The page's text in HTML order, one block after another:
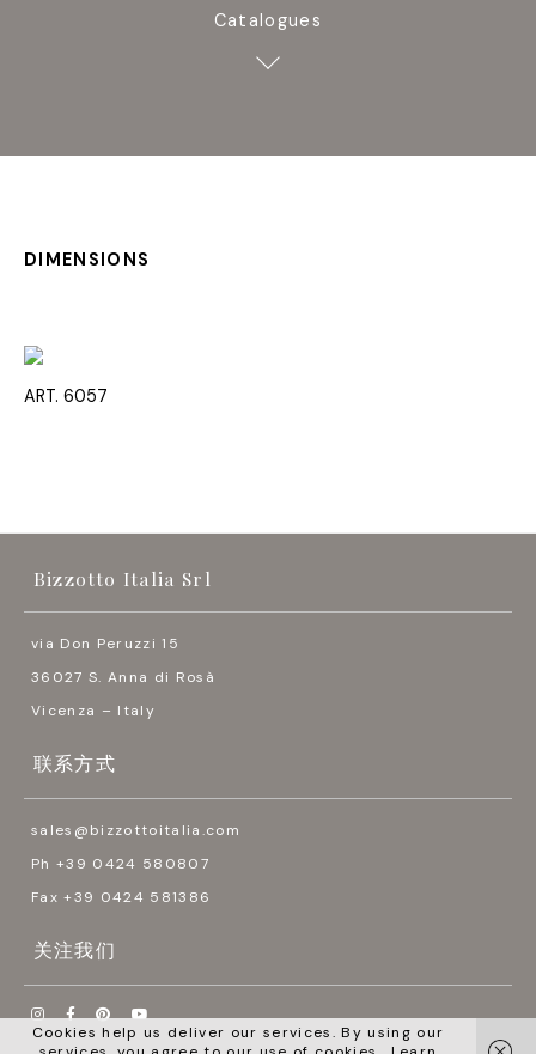
Catalogues
DIMENSIONS
ART. 6057
Bizzotto Italia Srl
via Don Peruzzi 15
36027 S. Anna di Rosà
Vicenza – Italy
联系方式
sales@bizzottoitalia.com
Ph +39 0424 580807
Fax +39 0424 581386
关注我们
   
Cookies help us deliver our services. By using our